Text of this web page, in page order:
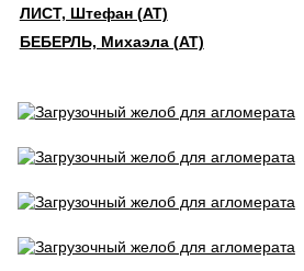
ЛИСТ, Штефан (AT)
БЕБЕРЛЬ, Михаэла (AT)